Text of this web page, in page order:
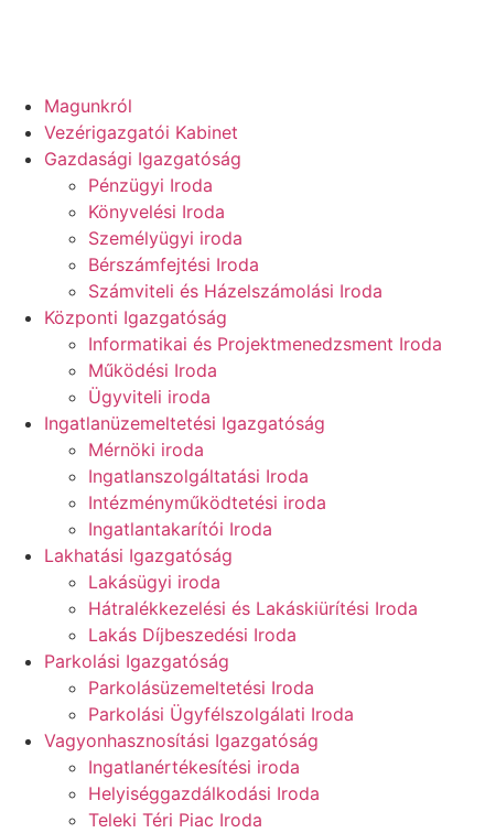
Magunkról
Vezérigazgatói Kabinet
Gazdasági Igazgatóság
Pénzügyi Iroda
Könyvelési Iroda
Személyügyi iroda
Bérszámfejtési Iroda
Számviteli és Házelszámolási Iroda
Központi Igazgatóság
Informatikai és Projektmenedzsment Iroda
Működési Iroda
Ügyviteli iroda
Ingatlanüzemeltetési Igazgatóság
Mérnöki iroda
Ingatlanszolgáltatási Iroda
Intézményműködtetési iroda
Ingatlantakarítói Iroda
Lakhatási Igazgatóság
Lakásügyi iroda
Hátralékkezelési és Lakáskiürítési Iroda
Lakás Díjbeszedési Iroda
Parkolási Igazgatóság
Parkolásüzemeltetési Iroda
Parkolási Ügyfélszolgálati Iroda
Vagyonhasznosítási Igazgatóság
Ingatlanértékesítési iroda
Helyiséggazdálkodási Iroda
Teleki Téri Piac Iroda